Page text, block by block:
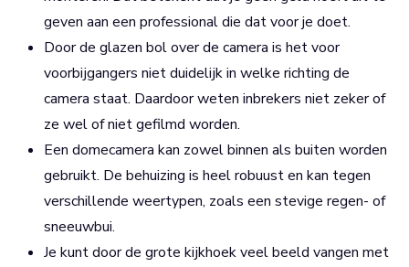
geven aan een professional die dat voor je doet.
Door de glazen bol over de camera is het voor
voorbijgangers niet duidelijk in welke richting de
camera staat. Daardoor weten inbrekers niet zeker of
ze wel of niet gefilmd worden.
Een domecamera kan zowel binnen als buiten worden
gebruikt. De behuizing is heel robuust en kan tegen
verschillende weertypen, zoals een stevige regen- of
sneeuwbui.
Je kunt door de grote kijkhoek veel beeld vangen met